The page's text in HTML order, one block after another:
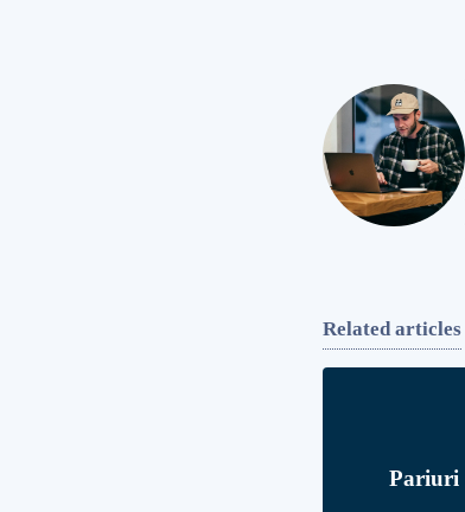
Related articles
Pariuri